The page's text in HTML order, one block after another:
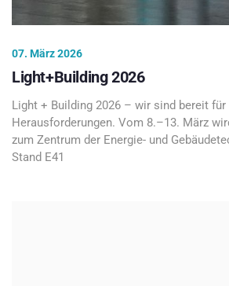
07. März 2026
Light+Building 2026
Light + Building 2026 – wir sind bereit für
Herausforderungen. Vom 8.–13. März
zum Zentrum der Energie- und
Stand E41